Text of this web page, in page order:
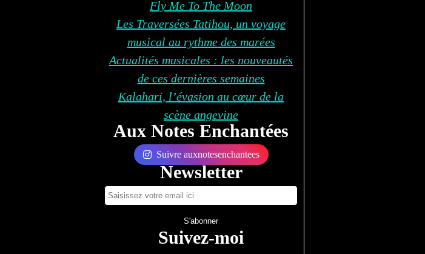
Fly Me To The Moon
Les Traversées Tatihou, un voyage
musical au rythme des marées
Actualités musicales : les nouveautés
de ces dernières semaines
Kalahari, l’évasion au cœur de la
scène angevine
Aux Notes Enchantées
Suivre auxnotesenchantees
Newsletter
Suivez-moi